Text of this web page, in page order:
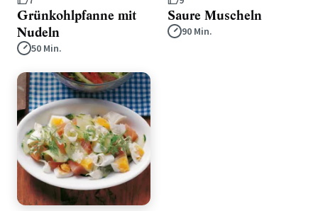
Grünkohlpfanne mit
Nudeln
50 Min.
Saure Muscheln
90 Min.